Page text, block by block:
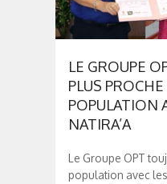
LE GROUPE
PLUS
POPULATION
NATIRA’A
Le Groupe OPT
population avec les